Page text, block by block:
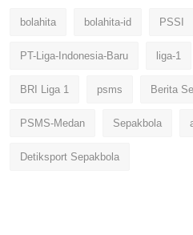
bolahita bolahita-id PSSI
PT-Liga-Indonesia-Baru liga-1
BRI Liga 1 psms Berita
PSMS-Medan Sepakbola
Detiksport Sepakbola